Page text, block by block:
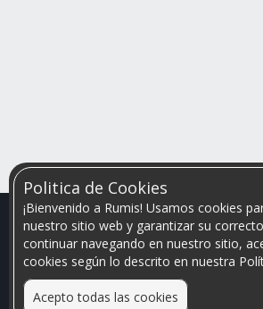
Politica de Cookies
¡Bienvenido a Rumis! Usamos cookies
nuestro sitio web y garantizar su
continuar navegando en nuestro sitio,
cookies según lo descrito en nuestra
Acepto todas las cookies